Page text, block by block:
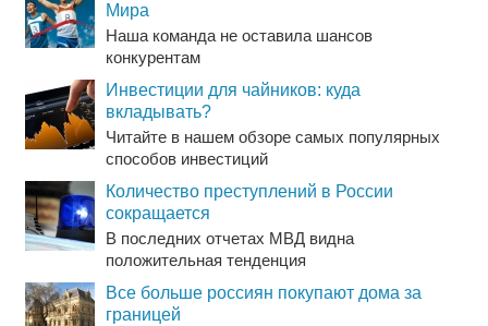
Мира
Наша команда не оставила шансов
конкурентам
Инвестиции для чайников: куда
вкладывать?
Читайте в нашем обзоре самых популярных
способов инвестиций
Количество преступлений в России
сокращается
В последних отчетах МВД видна
положительная тенденция
Все больше россиян покупают дома за
границей